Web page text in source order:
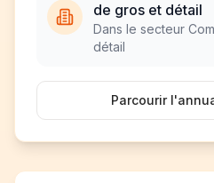
de gros et détail
Dans le secteur
détail
Parcourir